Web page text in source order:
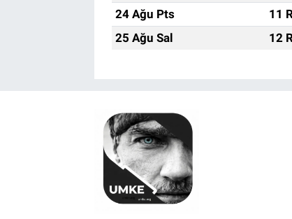
24 Ağu Pts
11
25 Ağu Sal
12